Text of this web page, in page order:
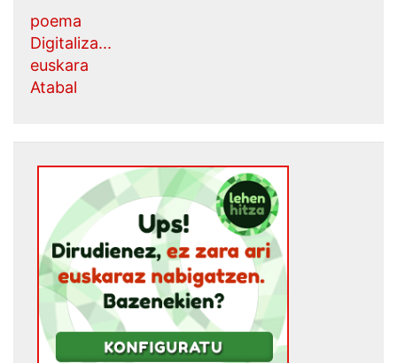
poema
Digitaliza...
euskara
Atabal